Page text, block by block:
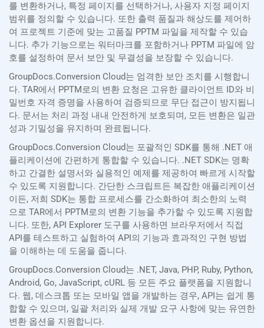
를 변환하거나, 특정 페이지를 선택하거나, 사용자 지정 페이지
범위를 정의할 수 있습니다. 또한 출력 품질과 해상도를 제어하
여 프로젝트 기준에 맞는 고품질 PPTM 파일을 제작할 수 있습
니다. 추가 기능으로는 워터마크를 포함하거나 PPTM 파일에 암
호를 설정하여 문서 보안 및 무결성을 보장할 수 있습니다.
GroupDocs.Conversion Cloud는 엄격한 보안 조치를 시행합니
다. TAR에서 PPTM로의 변환 요청은 고유한 클라이언트 ID와 비
밀번호 자격 증명을 사용하여 검증되므로 무단 접근이 방지됩니
다. 문서는 처리 과정 내내 안전하게 보호되며, 모든 변환은 일관
성과 기밀성을 유지하며 완료됩니다.
GroupDocs.Conversion Cloud는 포괄적인 SDK를 통해 .NET 애
플리케이션에 간편하게 통합할 수 있습니다. .NET SDK는 명확
하고 간결한 설명서와 실용적인 예제를 제공하여 빠르게 시작할
수 있도록 지원합니다. 간단한 스크립트든 복잡한 애플리케이션
이든, 저희 SDK는 통합 프로세스를 간소화하여 최소한의 노력
으로 TAR에서 PPTM로의 변환 기능을 추가할 수 있도록 지원합
니다. 또한, API Explorer 도구를 사용하면 브라우저에서 직접
API를 테스트하고 실험하여 API의 기능과 효과적인 구현 방법
을 이해하는 데 도움을 줍니다.
GroupDocs.Conversion Cloud는 .NET, Java, PHP, Ruby, Python,
Android, Go, JavaScript, cURL 등 모든 주요 플랫폼을 지원합니
다. 웹, 데스크톱 또는 모바일 앱을 개발하는 경우, API는 쉽게 통
합할 수 있으며, 일괄 처리와 실제 개발 요구 사항에 맞는 유연한
변환 옵션을 지원합니다.